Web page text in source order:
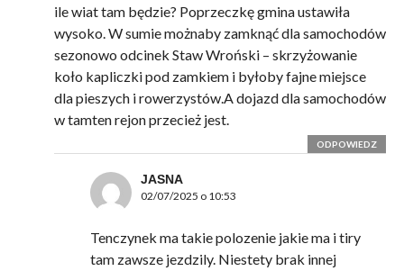
ile wiat tam będzie? Poprzeczkę gmina ustawiła
wysoko. W sumie możnaby zamknąć dla samochodów
sezonowo odcinek Staw Wroński – skrzyżowanie
koło kapliczki pod zamkiem i byłoby fajne miejsce
dla pieszych i rowerzystów.A dojazd dla samochodów
w tamten rejon przecież jest.
ODPOWIEDZ
JASNA
02/07/2025 o 10:53
Tenczynek ma takie polozenie jakie ma i tiry
tam zawsze jezdzily. Niestety brak innej